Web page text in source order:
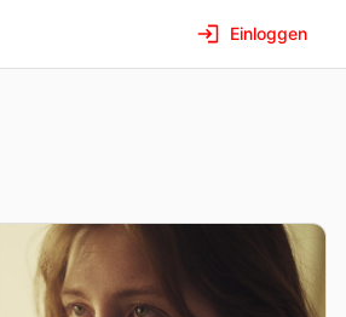
Einloggen